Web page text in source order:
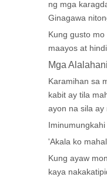
ng mga
Ginagawa
Kung gusto
maayos at
Mga
Karamihan sa
kabit ay tila
ayon na sila ay
'Akala ko
Kung ayaw
kaya